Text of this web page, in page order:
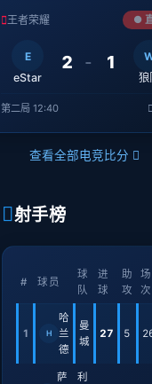
王者荣耀 ●
E
eStar
2 - 1
狼
第二局 12:40
查看全部电竞比分
射手榜
# 球员
球
队
进
球
助
攻
场
次
1 H
哈
兰
德
曼
城
27 5
萨
利